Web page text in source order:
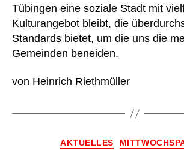
Tübingen eine soziale Stadt mit
Kulturangebot bleibt, die
Standards bietet, um die uns die
Gemeinden beneiden.
von Heinrich Riethmüller
AKTUELLES